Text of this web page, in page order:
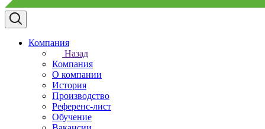
Компания
Назад
Компания
О компании
История
Производство
Референс-лист
Обучение